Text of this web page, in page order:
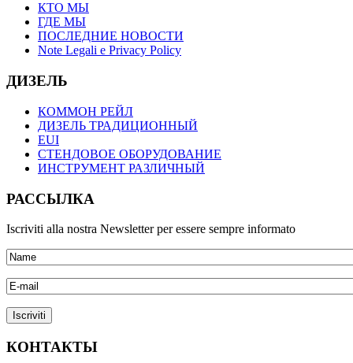
КТО МЫ
ГДЕ МЫ
ПОСЛЕДНИЕ НОВОСТИ
Note Legali e Privacy Policy
ДИЗЕЛЬ
КОММОН РЕЙЛ
ДИЗЕЛЬ ТРАДИЦИОННЫЙ
EUI
СТЕНДОВОЕ ОБОРУДОВАНИЕ
ИНСТРУМЕНТ РАЗЛИЧНЫЙ
РАССЫЛКА
Iscriviti alla nostra Newsletter per essere sempre informato
КОНТАКТЫ